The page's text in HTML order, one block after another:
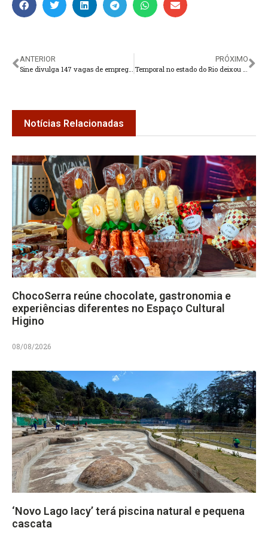
ANTERIOR
PRÓXIMO
Notícias Relacionadas
ChocoSerra reúne chocolate, gastronomia e
experiências diferentes no Espaço Cultural
Higino
08/08/2026
‘Novo Lago Iacy’ terá piscina natural e pequena
cascata